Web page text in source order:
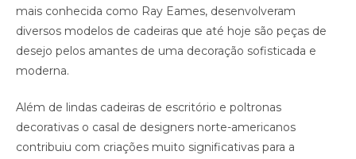
mais conhecida como Ray Eames, desenvolveram
diversos modelos de cadeiras que até hoje são peças de
desejo pelos amantes de uma decoração sofisticada e
moderna.
Além de lindas cadeiras de escritório e poltronas
decorativas o casal de designers norte-americanos
contribuiu com criações muito significativas para a